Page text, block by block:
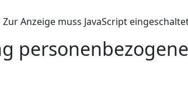
Anzeige muss JavaScript